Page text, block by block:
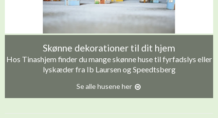
Skønne dekorationer til dit hjem
Hos Tinashjem finder du mange skønne huse til fyrfadslys eller
lyskæder fra Ib Laursen og Speedtsberg
Se alle husene her